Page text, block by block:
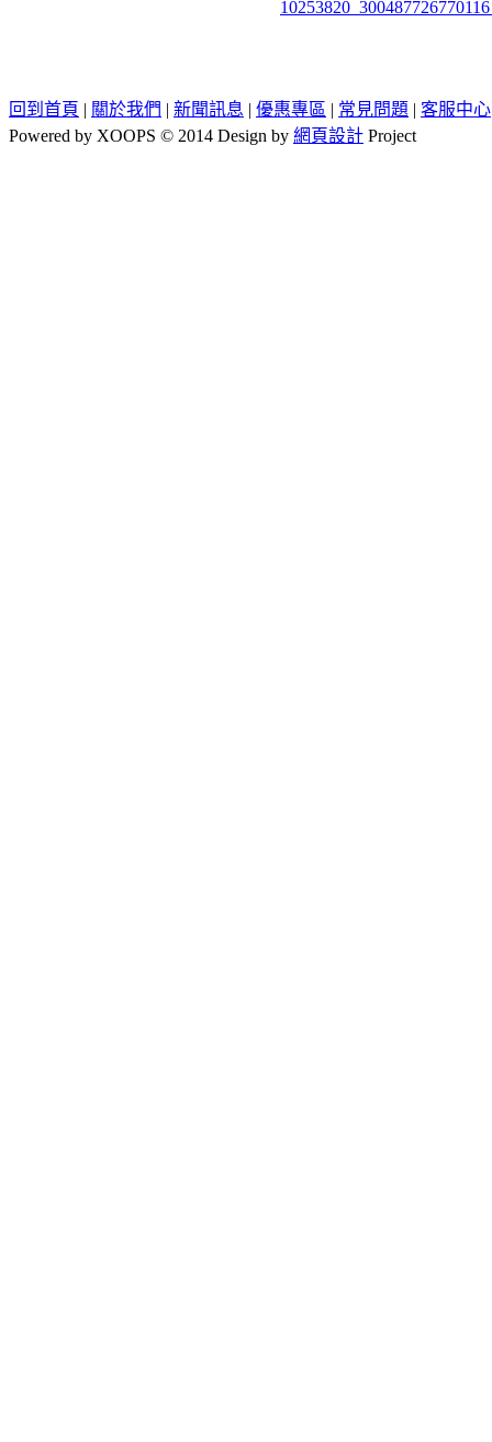
回到首頁 | 關於我們 | 新聞訊息 | 優惠專區 | 常見問題 | 客服中心
Powered by XOOPS © 2014 Design by 網頁設計 Project